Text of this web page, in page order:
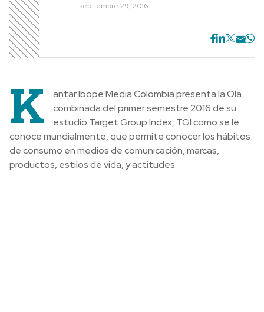
septiembre 29, 2016
K
antar Ibope Media Colombia presenta la Ola
combinada del primer semestre 2016 de su
estudio Target Group Index, TGI como se le
conoce mundialmente, que permite conocer los hábitos
de consumo en medios de comunicación, marcas,
productos, estilos de vida, y actitudes.